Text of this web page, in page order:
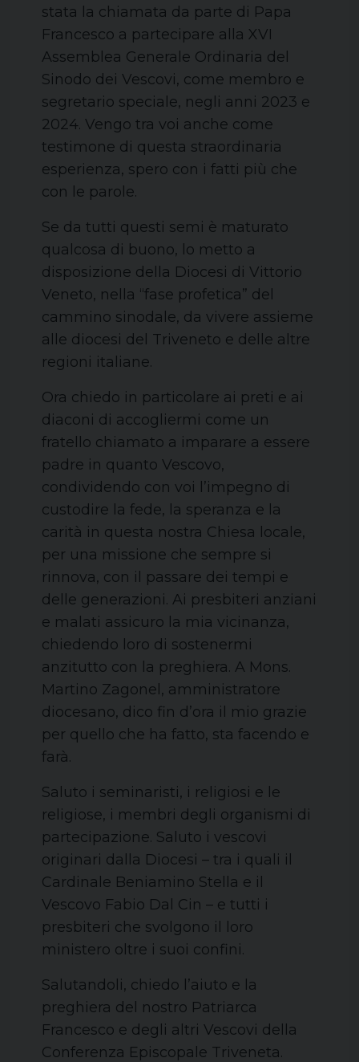
stata la chiamata da parte di Papa
Francesco a partecipare alla XVI
Assemblea Generale Ordinaria del
Sinodo dei Vescovi, come membro e
segretario speciale, negli anni 2023 e
2024. Vengo tra voi anche come
testimone di questa straordinaria
esperienza, spero con i fatti più che
con le parole.
Se da tutti questi semi è maturato
qualcosa di buono, lo metto a
disposizione della Diocesi di Vittorio
Veneto, nella “fase profetica” del
cammino sinodale, da vivere assieme
alle diocesi del Triveneto e delle altre
regioni italiane.
Ora chiedo in particolare ai preti e ai
diaconi di accogliermi come un
fratello chiamato a imparare a essere
padre in quanto Vescovo,
condividendo con voi l’impegno di
custodire la fede, la speranza e la
carità in questa nostra Chiesa locale,
per una missione che sempre si
rinnova, con il passare dei tempi e
delle generazioni. Ai presbiteri anziani
e malati assicuro la mia vicinanza,
chiedendo loro di sostenermi
anzitutto con la preghiera. A Mons.
Martino Zagonel, amministratore
diocesano, dico fin d’ora il mio grazie
per quello che ha fatto, sta facendo e
farà.
Saluto i seminaristi, i religiosi e le
religiose, i membri degli organismi di
partecipazione. Saluto i vescovi
originari dalla Diocesi – tra i quali il
Cardinale Beniamino Stella e il
Vescovo Fabio Dal Cin – e tutti i
presbiteri che svolgono il loro
ministero oltre i suoi confini.
Salutandoli, chiedo l’aiuto e la
preghiera del nostro Patriarca
Francesco e degli altri Vescovi della
Conferenza Episcopale Triveneta.